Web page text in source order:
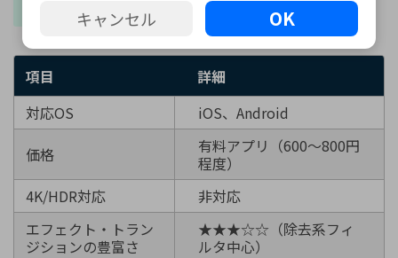
TouchRetouchの特徴
項目
詳細
対応OS
iOS、Android
価格
有料アプリ（600〜800円
程度）
4K/HDR対応
非対応
エフェクト・トラン
ジションの豊富さ
★★★☆☆（除去系フィ
ルタ中心）
キャンセル OK